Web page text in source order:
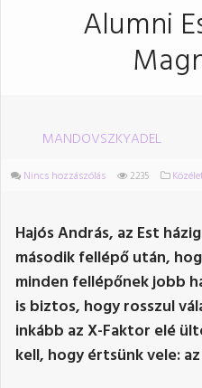
Alumni
MANDOVSZKYADEL
Nincs hozzászólás 2235
Hajós András, az Est
második fellépő után,
minden fellépőnek jobb
is biztos, hogy rosszul
inkább az X-Faktor elé
kell, hogy értsünk vele: